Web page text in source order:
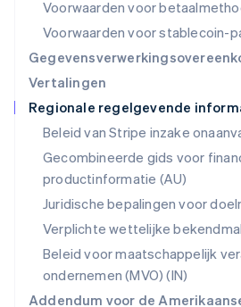
Voorwaarden voor
Voorwaarden voor stablecoin-
Vertalingen
Regionale regelgevende
Beleid van Stripe inzake
Gecombineerde gids voor
productinformatie (AU)
Juridische bepalingen voor
Verplichte wettelijke
Beleid voor maatschappelijk
ondernemen (MVO) (IN)
Addendum voor de
English
Singapore
Slovenië
EnglishItaliano
Slowakije
English
EspañolEnglish
Thailand
ไทยEnglish
English
Vasteland van China
简体中文English